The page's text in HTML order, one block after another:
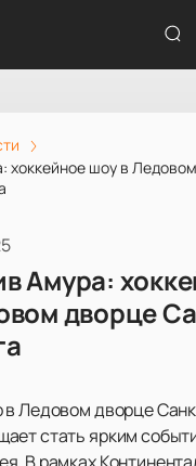
хоккейное шоу в
Амура:
дворце
Ледовом дворце
стать ярким